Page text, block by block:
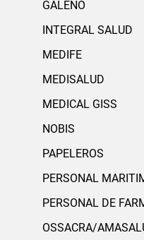
GALENO
INTEGRAL SALUD
MEDIFE
MEDISALUD
MEDICAL GISS
NOBIS
PAPELEROS
PERSONAL
PERSONAL DE
OSSACRA/